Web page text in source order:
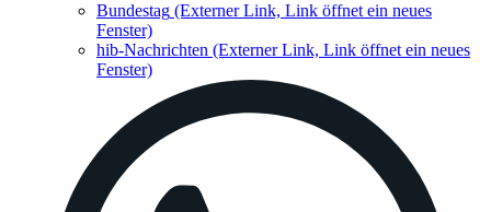
Bundestag (Externer Link, Link öffnet ein neues
Fenster)
hib-Nachrichten (Externer Link, Link öffnet ein neues
Fenster)